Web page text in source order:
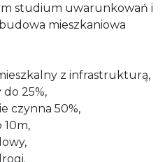
studium uwarunkowań i
mieszkaniowa
z infrastrukturą,
25%,
czynna 50%,
10m,